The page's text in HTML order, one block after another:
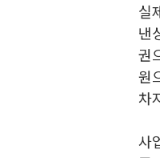
실
낸
권
원
차
사